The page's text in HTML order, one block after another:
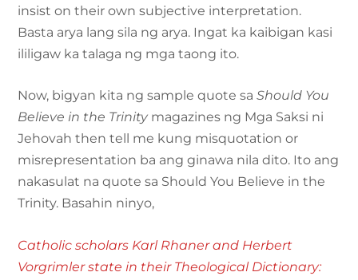
insist on their own subjective interpretation.
Basta arya lang sila ng arya. Ingat ka kaibigan kasi
ililigaw ka talaga ng mga taong ito.
Now, bigyan kita ng sample quote saShould You
Believe in the Trinitymagazines ng Mga Saksi ni
Jehovah then tell me kung misquotation or
misrepresentation ba ang ginawa nila dito. Ito ang
nakasulat na quote sa Should You Believe in the
Trinity. Basahin ninyo,
Catholic scholars Karl Rhaner and Herbert
Vorgrimler state in their Theological Dictionary: